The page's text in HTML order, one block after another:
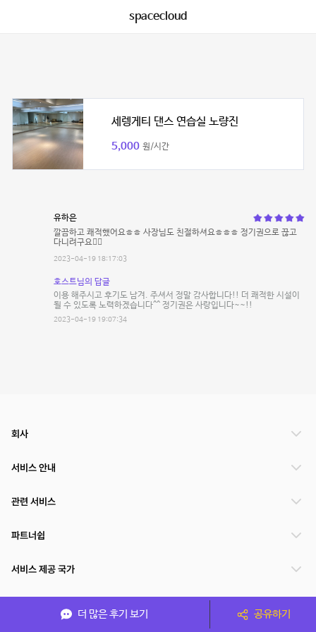
spacecloud
세렝게티 댄스 연습실 노량진
5,000 원/시간
유하은
깔끔하고 쾌적했어요ㅎㅎ 사장님도 친절하셔요ㅎㅎㅎ 정기권으로 끊고
다니려구요👍🏻
2023-04-19 18:17:03
호스트님의 답글
이용 해주시고 후기도 남겨. 주셔서 정말 감사합니다!! 더 쾌적한 시설이
될 수 있도록 노력하겠습니다^^ 정기권은 사랑입니다~~!!
2023-04-19 19:07:34
더 많은 후기 보기 공유하기
회사
서비스 안내
관련 서비스
파트너쉽
서비스 제공 국가
(주)NSPACE 사업자정보